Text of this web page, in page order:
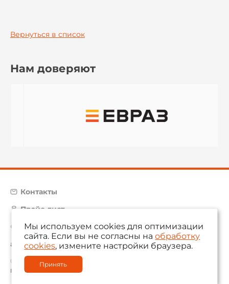
Вернуться в список
Нам доверяют
Контакты
Прайс-лист
Карта сайта
aam@aamsystems.ru
© 2004 — 2026 «AAM Systems»
Политика обработки персональных данных
Мы используем cookies для оптимизации
сайта. Если вы не согласны наобработку
cookies, измените настройки браузера.
Принять